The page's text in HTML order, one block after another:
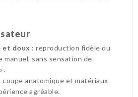
et doux : reproduction fidèle du
manuel, sans sensation de
.
coupe anatomique et matériaux
agréable.